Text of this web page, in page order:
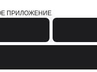
ПРИЛОЖЕНИЕ